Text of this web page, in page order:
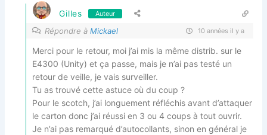
Gilles Auteur
Répondre àMickael 10 années il y a
Merci pour le retour, moi j’ai mis la même distrib. sur le
E4300 (Unity) et ça passe, mais je n’ai pas testé un
retour de veille, je vais surveiller.
Tu as trouvé cette astuce où du coup ?
Pour le scotch, j’ai longuement réfléchis avant d’attaquer
le carton donc j’ai réussi en 3 ou 4 coups à tout ouvrir.
Je n’ai pas remarqué d’autocollants, sinon en général je